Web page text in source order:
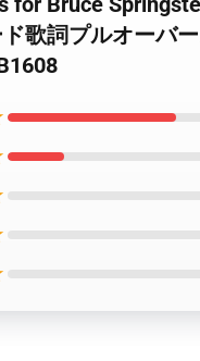
歌詞プルオーバ